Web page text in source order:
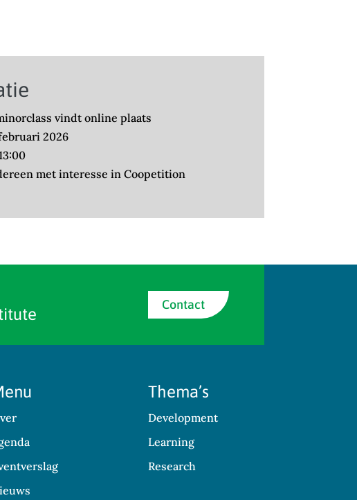
vindt online plaats
2026
met interesse in Coopetition
Contact
Thema’s
Development
Learning
Research